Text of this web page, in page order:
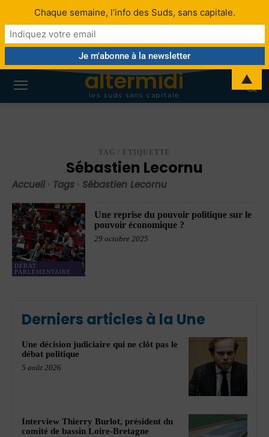
altermidi
les suds sans capitale
TAG / ETIQUETTE
Sébastien Lecornu
Accueil Tags Sébastien Lecornu
DÉBAT
PARLEMENTAIRE
Une reprise du pouvoir politique sur le
pouvoir économique ?
29 octobre 2025
Derniers articles à la Une
Une décision judiciaire qui ne clôt pas le
débat politique
5 août 2026
Interview Thierry Burlot, président du
comité de bassin Loire-Bretagne
Chaque semaine, l’info des Suds, sans capitale.
▲